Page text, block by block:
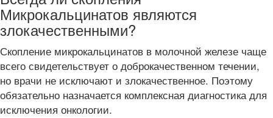
Микрокальцинатов являются
злокачественными?
Скопление микрокальцинатов в молочной железе чаще
всего свидетельствует о доброкачественном течении,
но врачи не исключают и злокачественное. Поэтому
обязательно назначается комплексная диагностика для
исключения онкологии.